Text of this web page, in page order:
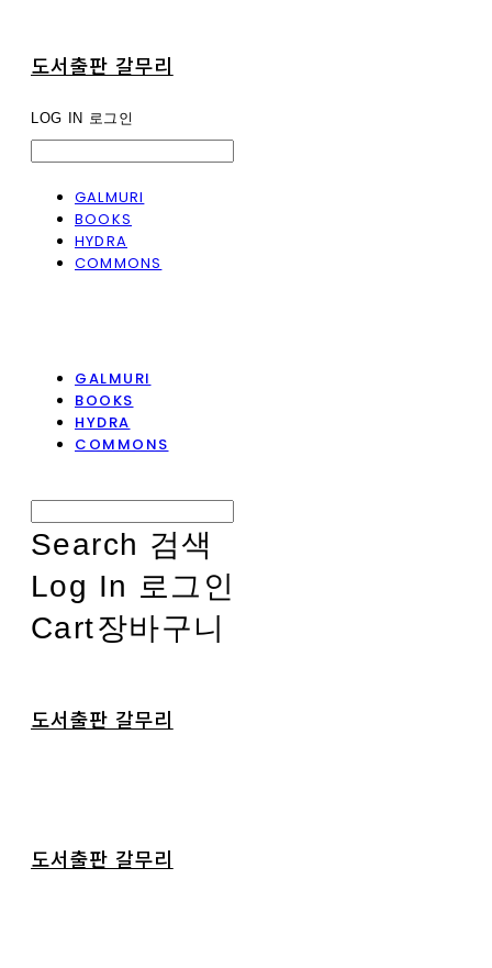
도서출판 갈무리
LOG IN 로그인
GALMURI
BOOKS
HYDRA
COMMONS
GALMURI
BOOKS
HYDRA
COMMONS
Search 검색
Log In 로그인
Cart장바구니
도서출판 갈무리
도서출판 갈무리